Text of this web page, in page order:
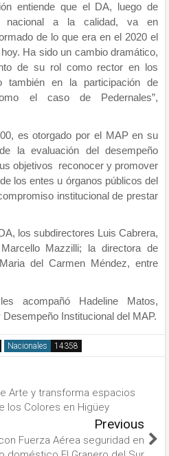
entiende que el DA, luego de
nacional a la calidad, va en
de lo que era en el 2020 el
Ha sido un cambio dramático,
de su rol como rector en los
también en la participación de
el caso de Pedernales”,
es otorgado por el MAP en su
la evaluación del desempeño
objetivos reconocer y promover
los entes u órganos públicos del
institucional de prestar
los subdirectores Luis Cabrera,
Mazzilli; la directora de
del Carmen Méndez, entre
acompañó Hadeline Matos,
Institucional del MAP.
Nacionales
Arte y transforma espacios
los Colores en Higüey
Previous
Fuerza Aérea seguridad en